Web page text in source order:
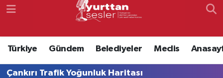
Türkiye Gündem Belediyeler Meclis
Çankırı Trafik Yoğunluk Haritası
Namaz Vakitleri
Süper Lig Puan Durumu ve Fikstür